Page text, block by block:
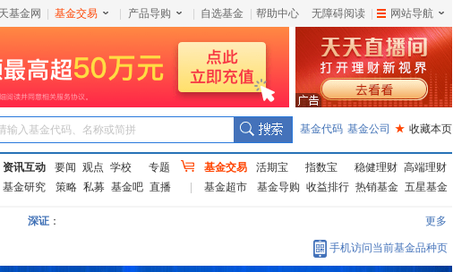
基金网 基金交易 产品导购 自选基金 帮助中心 无障碍阅读 网站导航
输入基金代码、名称或简拼 基金代码 基金公司 ★ 收藏本页
资讯互动 要闻 观点 学校
专题
基金研究
策略 私募 基金吧 直播
基金交易 活期宝 指数宝 稳健理财 高端理财
基金超市
基金导购 收益排行 热销基金 五星基金
深证： 更多
手机访问当前基金品种页